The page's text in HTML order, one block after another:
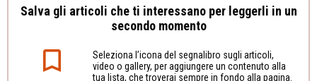
Salva gli articoli che ti interessano per leggerli in un
secondo momento
Seleziona l’icona del segnalibro sugli articoli,
video o gallery, per aggiungere un contenuto alla
tua lista, che troverai sempre in fondo alla pagina.